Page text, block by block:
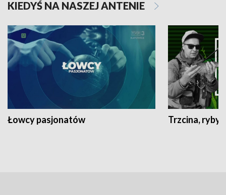
KIEDYŚ NA NASZEJ ANTENIE
Łowcy pasjonatów Trzcina, ryby